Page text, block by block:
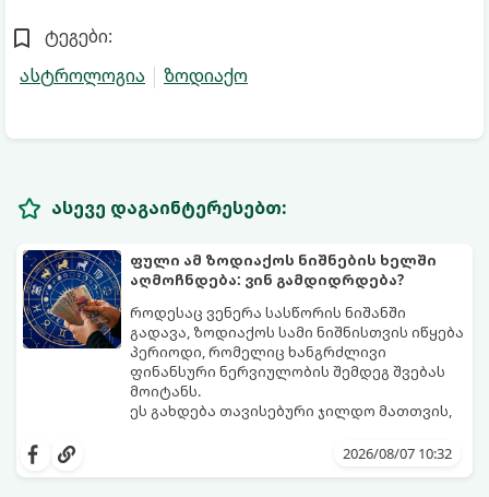
ტეგები:
ასტროლოგია
ზოდიაქო
ასევე დაგაინტერესებთ:
ფული ამ ზოდიაქოს ნიშნების ხელში
აღმოჩნდება: ვინ გამდიდრდება?
როდესაც ვენერა სასწორის ნიშანში
გადავა, ზოდიაქოს სამი ნიშნისთვის იწყება
პერიოდი, რომელიც ხანგრძლივი
ფინანსური ნერვიულობის შემდეგ შვებას
მოიტანს.
ეს გახდება თავისებური ჯილდო მათთვის,
იჩენდა და სირთულეების მიუხედავად წინ
2026/08/07 10:32